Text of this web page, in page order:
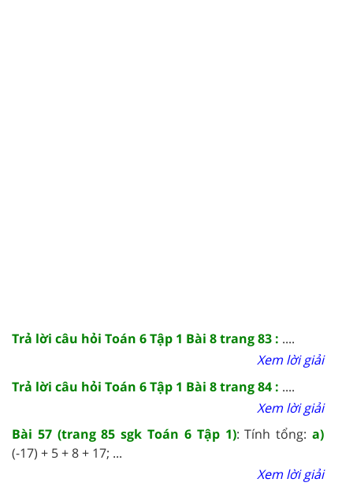
Trả lời câu hỏi Toán 6 Tập 1 Bài 8 trang 83 : ....
Xem lời giải
Trả lời câu hỏi Toán 6 Tập 1 Bài 8 trang 84 : ....
Xem lời giải
Bài 57 (trang 85 sgk Toán 6 Tập 1): Tính tổng:a)
(-17) + 5 + 8 + 17; ...
Xem lời giải